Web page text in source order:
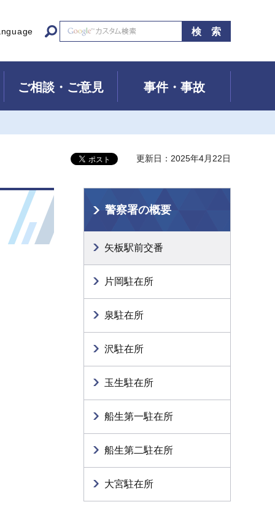
ご相談・ご意見 事件・事故
更新日：2025年4月22日
警察署の概要
矢板駅前交番
片岡駐在所
泉駐在所
沢駐在所
玉生駐在所
船生第一駐在所
船生第二駐在所
大宮駐在所